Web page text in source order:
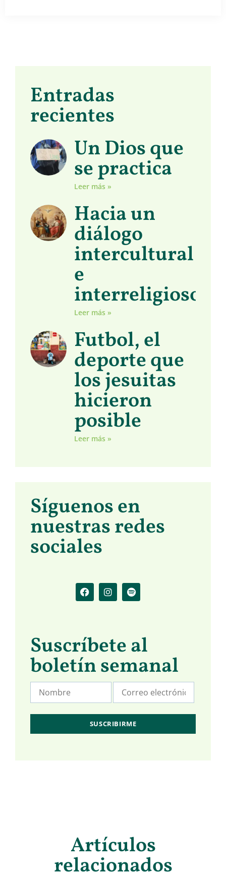
Entradas
recientes
Un Dios que
se practica
Leer más »
Hacia un
diálogo
intercultural
e
interreligioso
Leer más »
Futbol, el
deporte que
los jesuitas
hicieron
posible
Leer más »
Síguenos en
nuestras redes
sociales
Suscríbete al
boletín semanal
Artículos
relacionados